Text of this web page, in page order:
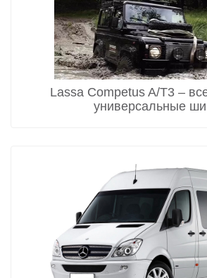
Lassa Competus A/T3 –
универсальные